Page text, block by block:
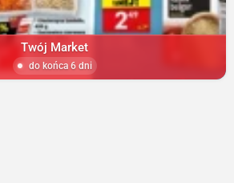
Twój Market
do końca 6 dni